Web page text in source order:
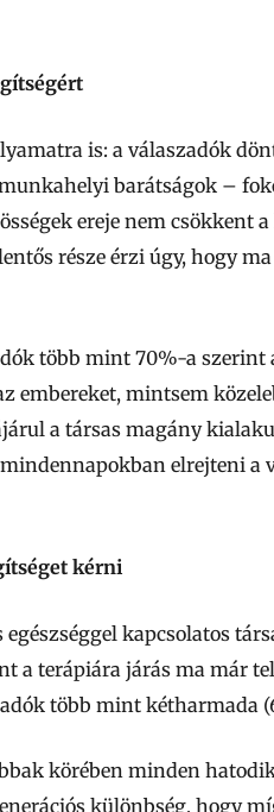
is: a válaszadók
barátságok –
ereje nem csökkent
része érzi úgy, hogy
több mint 70%-a szerint
embereket, mintsem
a társas magány
elrejteni a
kérni
kapcsolatos
a terápiára járás ma már
több mint kétharmada
körében minden
különbség, hogy